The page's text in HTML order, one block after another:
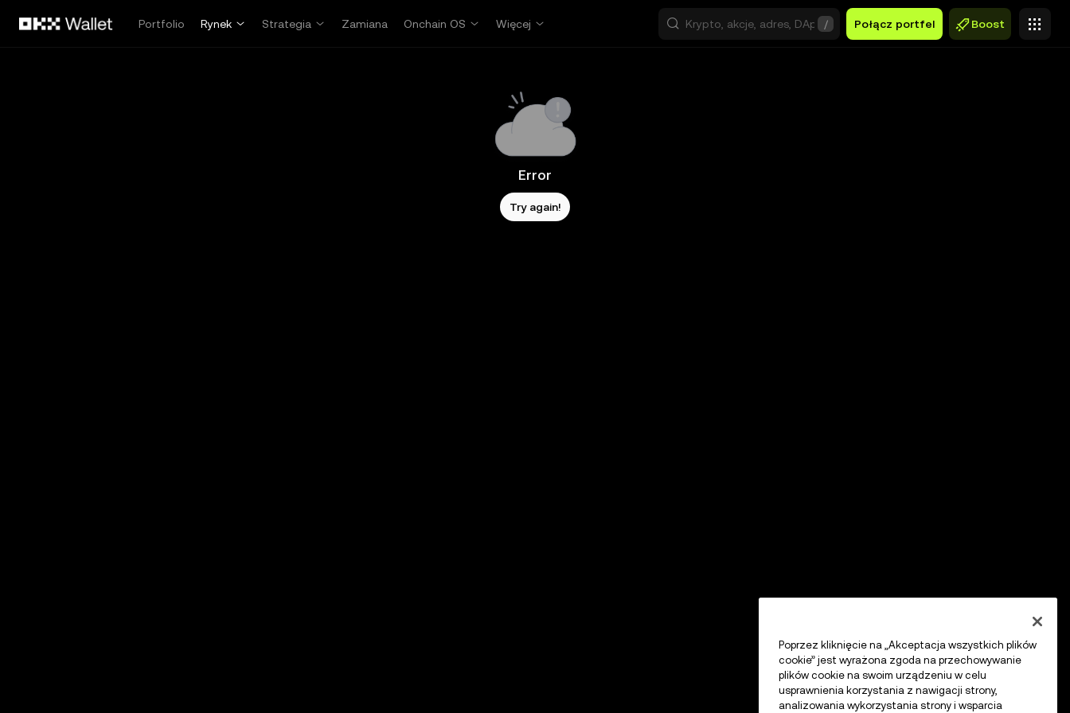
Portfolio
Rynek Strategia Zamiana Onchain OS Więcej / Połącz portfel Boost
Error
Try again!
Poprzez kliknięcie na „Akceptacja wszystkich plików
cookie” jest wyrażona zgoda na przechowywanie
plików cookie na swoim urządzeniu w celu
usprawnienia korzystania z nawigacji strony,
analizowania wykorzystania strony i wsparcia